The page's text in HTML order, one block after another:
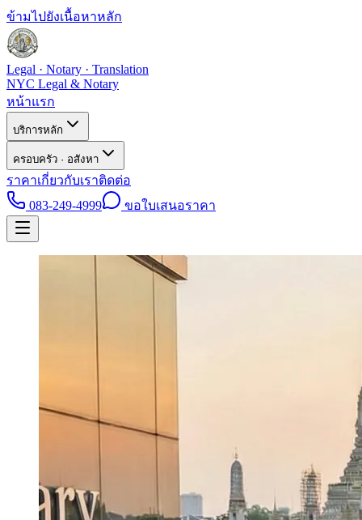
ข้ามไปยังเนื้อหาหลัก
Legal · Notary · Translation
NYC Legal & Notary
หน้าแรก
บริการหลัก
ครอบครัว · อสังหา
ราคาเกี่ยวกับเราติดต่อ
083-249-4999
ขอใบเสนอราคา